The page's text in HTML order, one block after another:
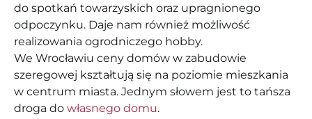
do spotkań towarzyskich oraz upragnionego
odpoczynku. Daje nam również możliwość
realizowania ogrodniczego hobby.
We Wrocławiu ceny domów w zabudowie
szeregowej kształtują się na poziomie mieszkania
w centrum miasta. Jednym słowem jest to tańsza
droga do własnego domu.